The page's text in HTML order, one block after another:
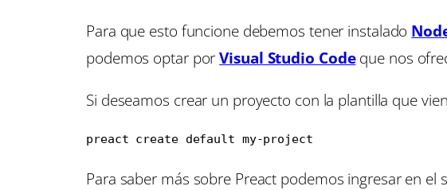
Para que esto funcione debemos tener instalado
podemos optar porVisual Studio Codeque nos
Si deseamos crear un proyecto con la plantilla que
preact create default my-project
Para saber más sobre Preact podemos ingresar en el